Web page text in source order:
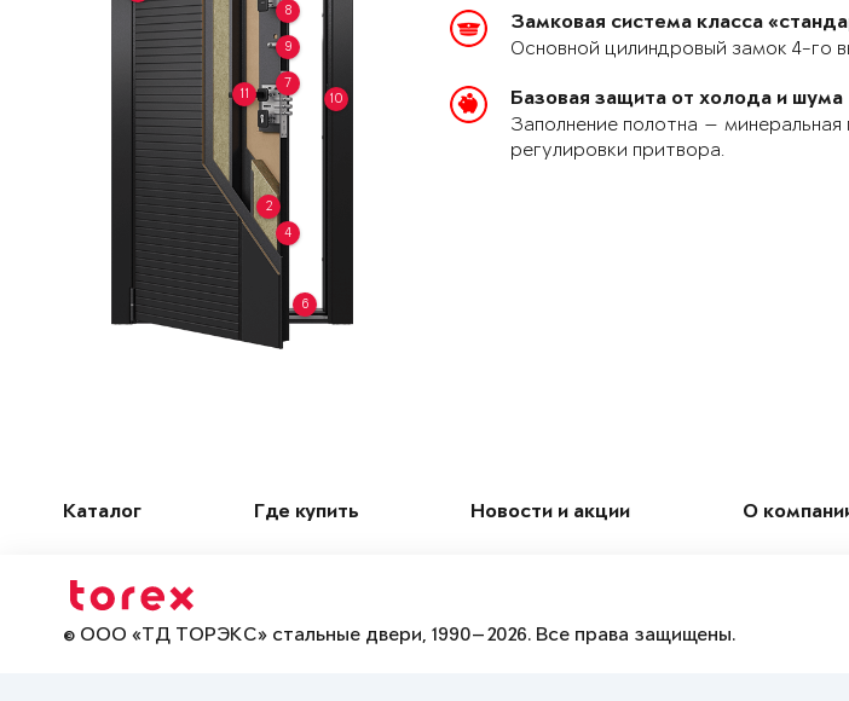
2
4
6
7
8
9
10
11
Замковая система класса
Основной цилиндровый замок 4-го
Базовая защита от холода и шума
Заполнение полотна — минеральная
регулировки притвора.
Каталог Где купить Новости и акции О
© ООО «ТД ТОРЭКС» стальные двери, 1990—2026. Все права защищены.